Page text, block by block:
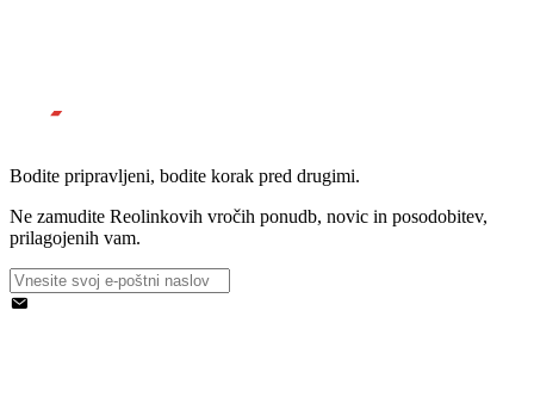
Bodite pripravljeni, bodite korak pred drugimi.
Ne zamudite Reolinkovih vročih ponudb, novic in posodobitev,
prilagojenih vam.